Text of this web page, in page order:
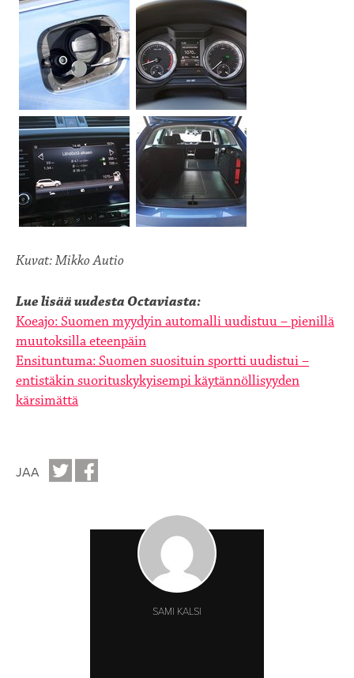
Kuvat: Mikko Autio
Lue lisää uudesta Octaviasta:
Koeajo: Suomen myydyin automalli uudistuu – pienillä
muutoksilla eteenpäin
Ensituntuma: Suomen suosituin sportti uudistui –
entistäkin suorituskykyisempi käytännöllisyyden
kärsimättä​​​​​​​
JAA
SAMI KALSI